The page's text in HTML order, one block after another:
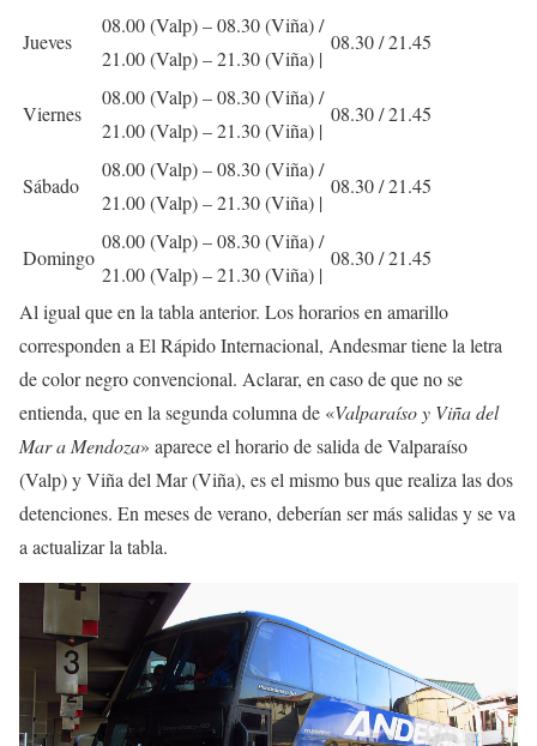
Jueves
08.00(Valp) –08.30(Viña) /
21.00 (Valp)– 21.30 (Viña) |
08.30 / 21.45
Viernes
08.00 (Valp) – 08.30 (Viña) /
21.00 (Valp)– 21.30 (Viña) |
08.30/ 21.45
Sábado
08.00(Valp) –08.30(Viña) /
21.00 (Valp)– 21.30 (Viña) |
08.30 / 21.45
Domingo
08.00 (Valp) – 08.30 (Viña) /
21.00 (Valp)– 21.30 (Viña) |
08.30/ 21.45
Al igual que en la tabla anterior. Los horarios en amarillo
corresponden a El Rápido Internacional, Andesmar tiene la letra
de color negro convencional. Aclarar, en caso de que no se
entienda, que en la segunda columna de «Valparaíso y Viña del
Mar a Mendoza» aparece el horario de salida de Valparaíso
(Valp) y Viña del Mar (Viña), es el mismo bus que realiza las dos
detenciones. En meses de verano, deberían ser más salidas y se va
a actualizar la tabla.